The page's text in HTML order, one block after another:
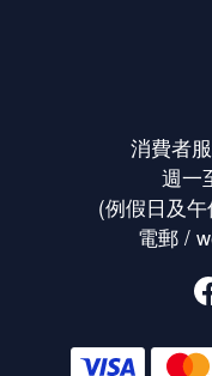
消費者
週一
(例假日及
電郵 /